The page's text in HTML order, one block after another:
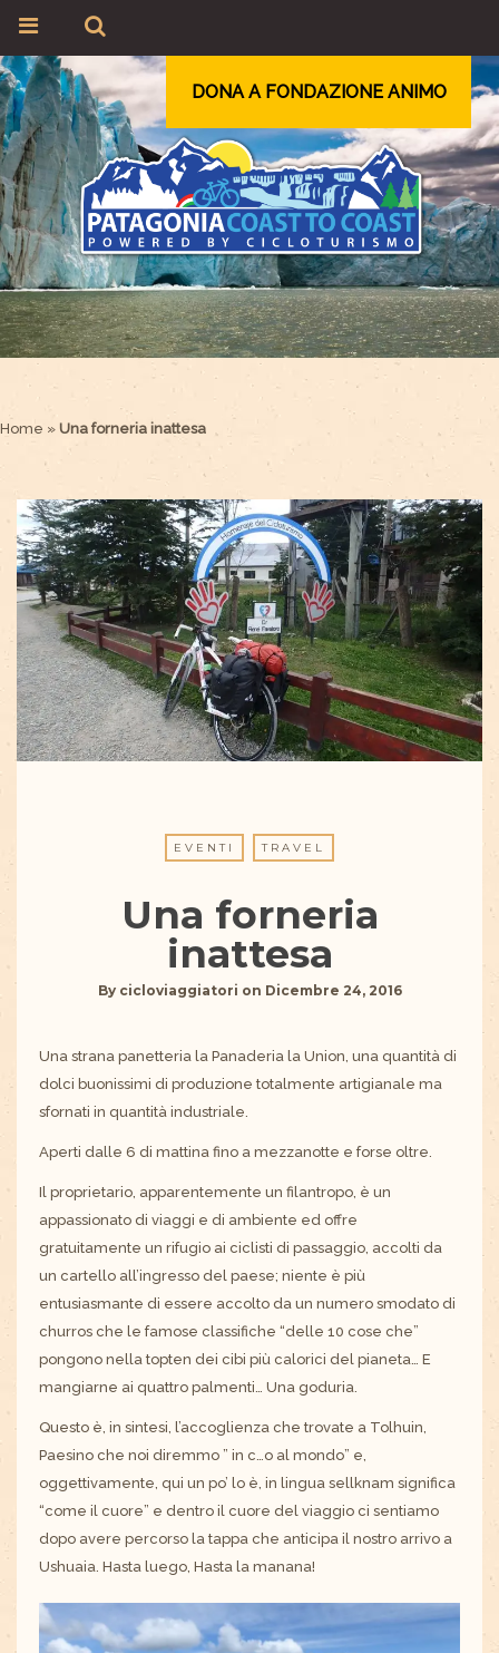
DONA A FONDAZIONE ANIMO
Home » Una forneria inattesa
EVENTI TRAVEL
Una forneria
inattesa
By cicloviaggiatori on Dicembre 24, 2016
Una strana panetteria la Panaderia la Union, una quantità di
dolci buonissimi di produzione totalmente artigianale ma
sfornati in quantità industriale.
Aperti dalle 6 di mattina fino a mezzanotte e forse oltre.
Il proprietario, apparentemente un filantropo, è un
appassionato di viaggi e di ambiente ed offre
gratuitamente un rifugio ai ciclisti di passaggio, accolti da
un cartello all’ingresso del paese; niente è più
entusiasmante di essere accolto da un numero smodato di
churros che le famose classifiche “delle 10 cose che”
pongono nella topten dei cibi più calorici del pianeta… E
mangiarne ai quattro palmenti… Una goduria.
Questo è, in sintesi, l’accoglienza che trovate a Tolhuin,
Paesino che noi diremmo ” in c…o al mondo” e,
oggettivamente, qui un po’ lo è, in lingua sellknam significa
“come il cuore” e dentro il cuore del viaggio ci sentiamo
dopo avere percorso la tappa che anticipa il nostro arrivo a
Ushuaia. Hasta luego, Hasta la manana!